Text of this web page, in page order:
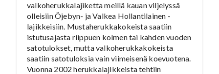
valkoherukkalajiketta meillä kauan viljelyssä
olleisiin Öjebyn- ja Valkea Hollantilainen -
lajikkeisiin. Mustaherukkakokeista saatiin
istutusajasta riippuen kolmen tai kahden vuoden
satotulokset, mutta valkoherukkakokeista
saatiin satotuloksia vain viimeisenä koevuotena.
Vuonna 2002 herukkalajikkeista tehtiin